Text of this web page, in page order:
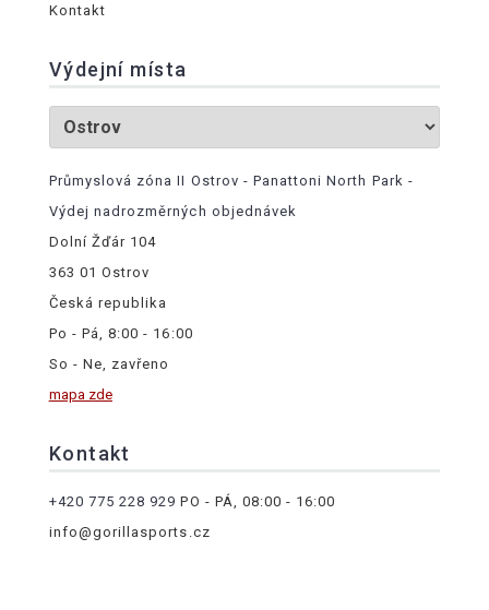
Kontakt
Výdejní místa
Průmyslová zóna II Ostrov - Panattoni North Park -
Výdej nadrozměrných objednávek
Dolní Žďár 104
363 01 Ostrov
Česká republika
Po - Pá, 8:00 - 16:00
So - Ne, zavřeno
mapa zde
Kontakt
+420 775 228 929 PO - PÁ, 08:00 - 16:00
info@gorillasports.cz